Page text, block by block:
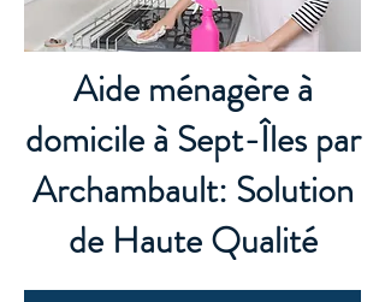
Aide ménagère à
domicile à Sept-Îles par
Archambault: Solution
de Haute Qualité